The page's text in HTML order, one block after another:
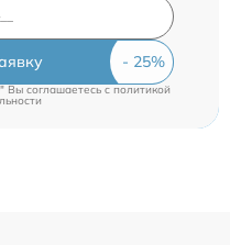
Вы соглашаетесь cполитикой